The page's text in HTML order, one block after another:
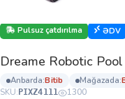
Pulsuz çatdırılma ƏDV
Dreame Robotic
anbarda: bi̇ti̇b mağazada:
SKU: PIXZ4111 1300